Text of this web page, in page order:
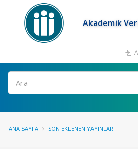
Akademik
Ara
ANA SAYFA SON EKLENEN YAYINLAR